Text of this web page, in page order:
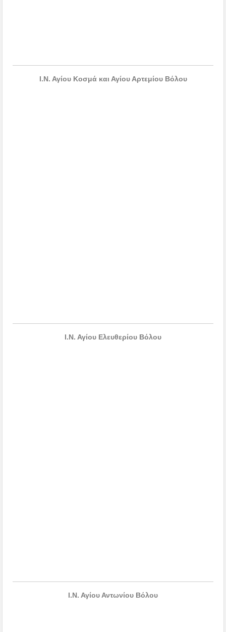
Ι.Ν. Αγίου Κοσμά και Αγίου Αρτεμίου Βόλου
Ι.Ν. Αγίου Ελευθερίου Βόλου
Ι.Ν. Αγίου Αντωνίου Βόλου